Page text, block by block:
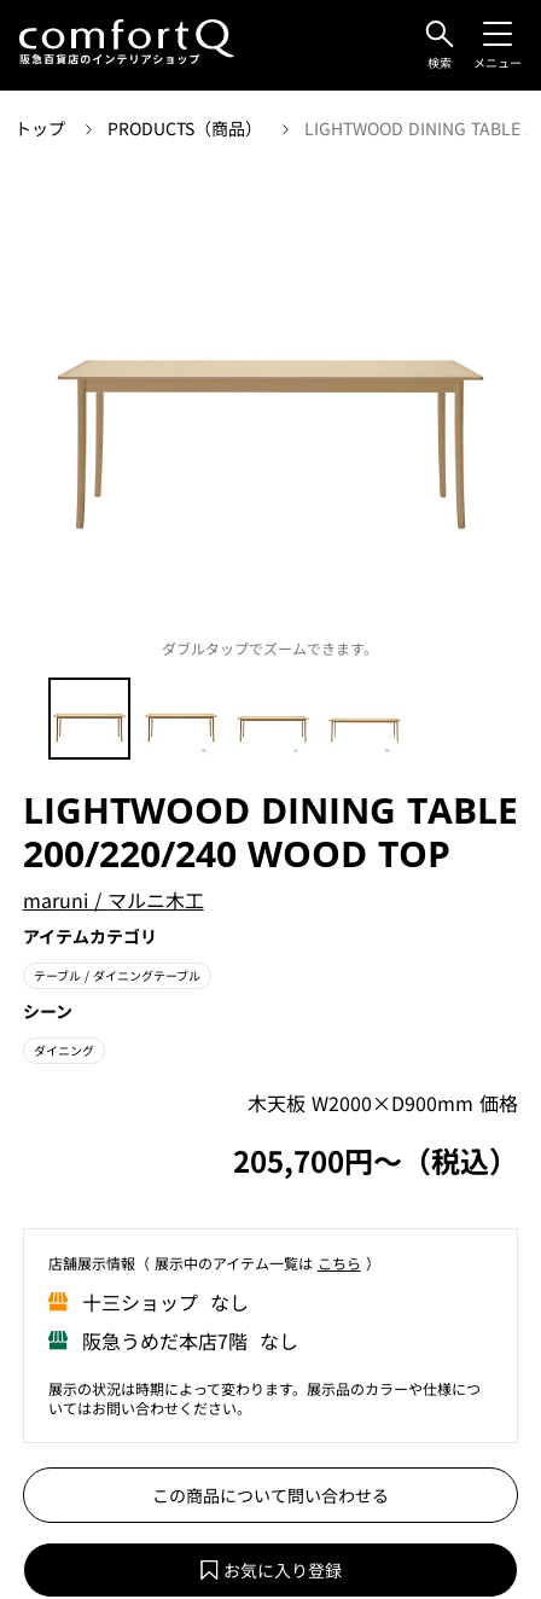
検索 メニュー
トップ PRODUCTS（商品） LIGHTWOOD DINING TABLE
ダブルタップでズームできます。
LIGHTWOOD DINING TABLE
200/220/240 WOOD TOP
maruni / マルニ木工
アイテムカテゴリ
テーブル / ダイニングテーブル
シーン
ダイニング
木天板 W2000×D900mm 価格
205,700円〜（税込）
店舗展⽰情報（ 展⽰中のアイテム⼀覧は こちら ）
⼗三ショップ なし
阪急うめだ本店7階 なし
展示の状況は時期によって変わります。展示品のカラーや仕様につ
いてはお問い合わせください。
この商品について問い合わせる
お気に入り登録